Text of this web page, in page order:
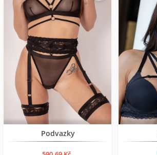
Нов продукт
Podvazky